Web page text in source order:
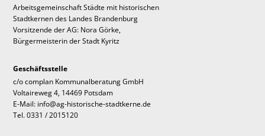
Arbeitsgemeinschaft Städte mit historischen
Stadtkernen des Landes Brandenburg
Vorsitzende der AG: Nora Görke,
Bürgermeisterin der Stadt Kyritz
Geschäftsstelle
c/o complan Kommunalberatung GmbH
Voltaireweg 4, 14469 Potsdam
E-Mail: info@ag-historische-stadtkerne.de
Tel. 0331 / 2015120